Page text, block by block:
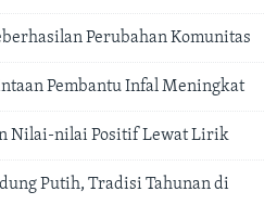
Perubahan Komunitas
Pembantu Infal Meningkat
Nilai-nilai Positif Lewat Lirik
Putih, Tradisi Tahunan di